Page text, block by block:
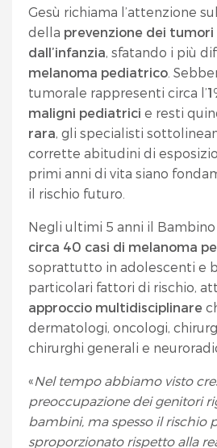
Gesù richiama l’attenzione
della prevenzione dei
dall’infanzia, sfatando i più
melanoma pediatrico .
tumorale rappresenti circa l’
maligni pediatrici e resti
rara, gli specialisti
corrette abitudini di
primi anni di vita siano
il rischio futuro.
Negli ultimi 5 anni il Bambino
circa 40 casi di melanoma
soprattutto in adolescenti e
particolari fattori di rischio,
approccio multidisciplinare
dermatologi, oncologi,
chirurghi generali e
«Nel tempo abbiamo visto
preoccupazione dei genitori
bambini, ma spesso il rischio
sproporzionato rispetto alla